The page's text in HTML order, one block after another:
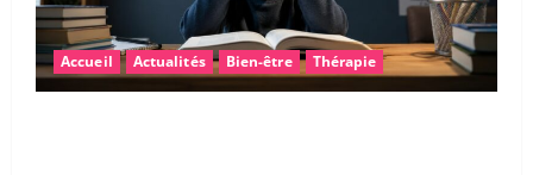
Accueil Actualités Bien-être Thérapie